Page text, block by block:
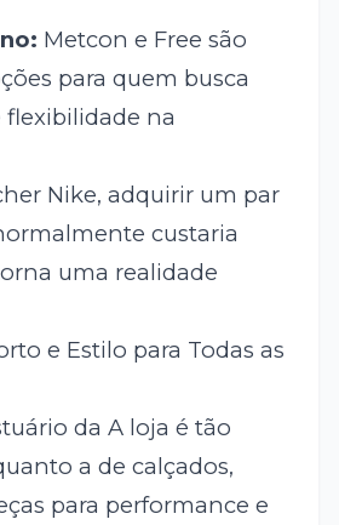
Metcon e Free são
para quem busca
na
Nike, adquirir um par
custaria
uma realidade
e Estilo para Todas as
da A loja é tão
a de calçados,
para performance e